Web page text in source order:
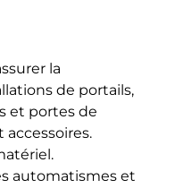
la
de portails,
et portes de
accessoires.
automatismes et